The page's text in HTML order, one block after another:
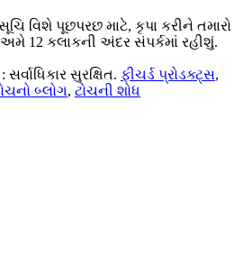
વિશે પૂછપરછ માટે, કૃપા કરીને તમારો
12 કલાકની અંદર સંપર્કમાં રહીશું.
સુરક્ષિત. ફીચર્ડ પ્રોડક્ટ્સ,
બ્લોગ, ટોચની શોધ